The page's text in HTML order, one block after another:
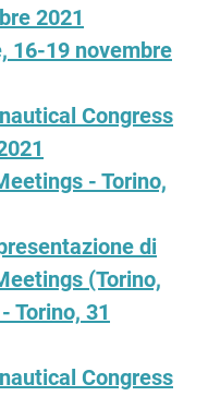
2021
16-19 novembre
Congress
- Torino,
di
(Torino,
Torino, 31
Congress